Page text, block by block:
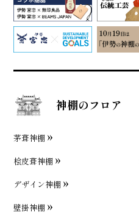
神棚のフロア
茅葺神棚
桧皮葺神棚
デザイン神棚
壁掛神棚